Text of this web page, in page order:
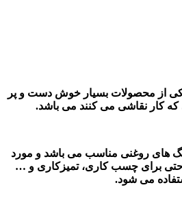
اینچ جزء یکی از محصولات بسیار خوش دست و پر
که کار نقاشی می کنند می باشد.
های روغنی مناسب می باشد و مورد
حتی برای چسب کاری، تمیزکاری و …
می شود.